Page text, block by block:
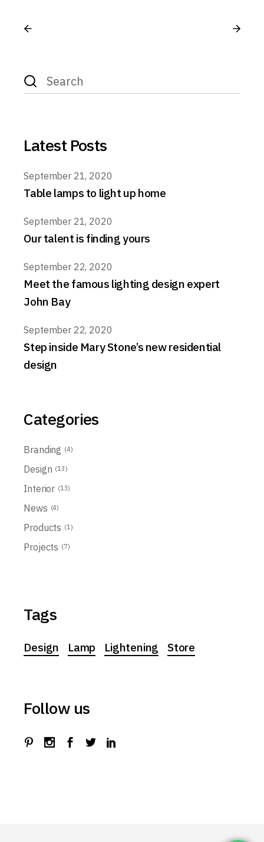
Latest Posts
September 21, 2020
Table lamps to light up home
September 21, 2020
Our talent is finding yours
September 22, 2020
Meet the famous lighting design expert
John Bay
September 22, 2020
Step inside Mary Stone’s new residential
design
Categories
Branding (4)
Design (13)
Interior (13)
News (4)
Products (1)
Projects (7)
Tags
Design Lamp Lightening Store
Follow us